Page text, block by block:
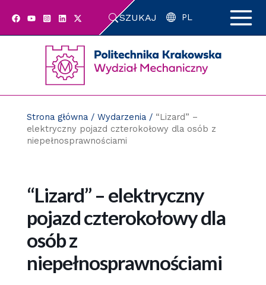
SZUKAJ PL
Strona główna/ Wydarzenia/ “Lizard” –
elektryczny pojazd czterokołowy dla osób z
niepełnosprawnościami
“Lizard” – elektryczny
pojazd czterokołowy dla
osób z
niepełnosprawnościami